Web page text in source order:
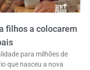
filhos a colocarem
para milhões de
que nasceu a nova